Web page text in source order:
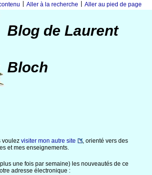
Aller à la recherche Aller au pied de page
Blog de Laurent
Bloch
voulez visiter mon autre site
, orienté vers des
et mes enseignements.
une fois par semaine) les nouveautés de ce
adresse électronique :